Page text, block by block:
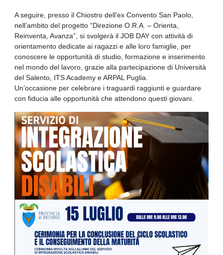
A seguire, presso il Chiostro dell’ex Convento San Paolo,
nell’ambito del progetto “Direzione O.R.A. – Orienta,
Reinventa, Avanza”, si svolgerà il JOB DAY con attività di
orientamento dedicate ai ragazzi e alle loro famiglie, per
conoscere le opportunità di studio, formazione e inserimento
nel mondo del lavoro, grazie alla partecipazione di Università
del Salento, ITS Academy e ARPAL Puglia.
Un’occasione per celebrare i traguardi raggiunti e guardare
con fiducia alle opportunità che attendono questi giovani.